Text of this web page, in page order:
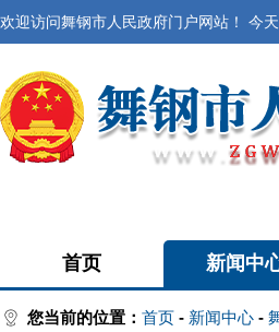
欢迎访问舞钢市人民政府门户网站！ 今
首页 新闻中
您当前的位置： 首页 - 新闻中心 -